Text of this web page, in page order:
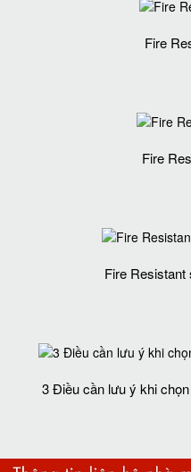
Fire
Fire
Fire Resistant
3 Điều cần lưu ý khi